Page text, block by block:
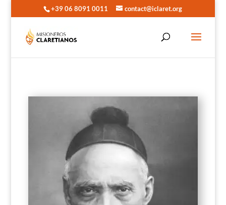
+39 06 8091 0011 contact@iclaret.org